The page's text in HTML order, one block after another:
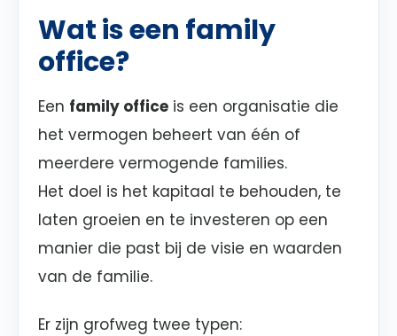
Wat is een family
office?
Een family office is een organisatie die
het vermogen beheert van één of
meerdere vermogende families.
Het doel is het kapitaal te behouden, te
laten groeien en te investeren op een
manier die past bij de visie en waarden
van de familie.
Er zijn grofweg twee typen: